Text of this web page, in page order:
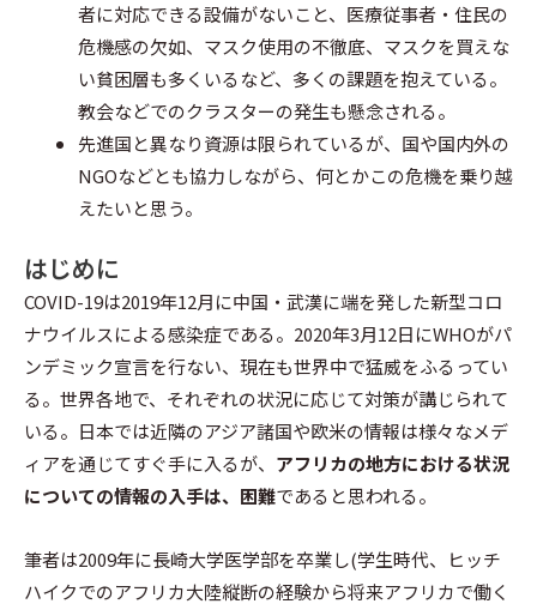
者に対応できる設備がないこと、医療従事者・住民の
危機感の欠如、マスク使用の不徹底、マスクを買えな
い貧困層も多くいるなど、多くの課題を抱えている。
教会などでのクラスターの発生も懸念される。
先進国と異なり資源は限られているが、国や国内外の
NGOなどとも協力しながら、何とかこの危機を乗り越
えたいと思う。
はじめに
COVID-19は2019年12月に中国・武漢に端を発した新型コロ
ナウイルスによる感染症である。2020年3月12日にWHOがパ
ンデミック宣言を行ない、現在も世界中で猛威をふるってい
る。世界各地で、それぞれの状況に応じて対策が講じられて
いる。日本では近隣のアジア諸国や欧米の情報は様々なメデ
ィアを通じてすぐ手に入るが、 アフリカの地方における状況
についての情報の入手は、困難であると思われる。
筆者は2009年に長崎大学医学部を卒業し(学生時代、ヒッチ
ハイクでのアフリカ大陸縦断の経験から将来アフリカで働く